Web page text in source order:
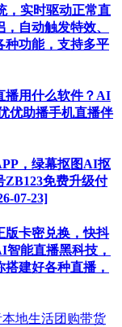
，实时驱动正常直
自动触发特效、
种功能，支持多平
播用什么软件？AI
优助播手机直播伴
，绿幕抠图AI抠
ZB123免费升级付
07-23]
版卡密兑换，快抖
能直播黑科技，
建好各种直播，
地生活团购带货